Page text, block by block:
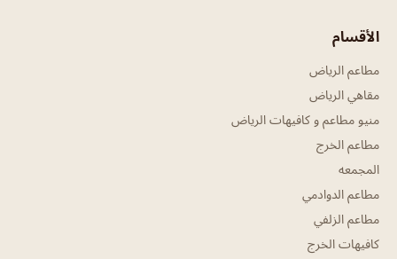
الأقسام
مطاعم الرياض
مقاهي الرياض
منيو مطاعم و كافيهات الرياض
مطاعم الخرج
المجمعه
مطاعم الدوادمي
مطاعم الزلفي
كافيهات الخرج